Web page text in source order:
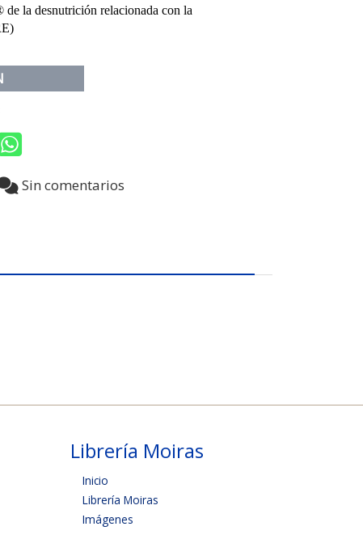
la desnutrición relacionada con la
Sin comentarios
Librería Moiras
Inicio
Librería Moiras
Imágenes